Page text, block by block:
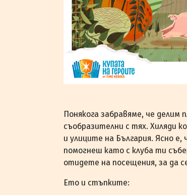
Понякога забравяме, че делим
съобразителни с тях. Хиляди
и улиците на България. Ясно
помогнеш като с клуба ти
отидете на посещения, за да
Ето и стъпките: